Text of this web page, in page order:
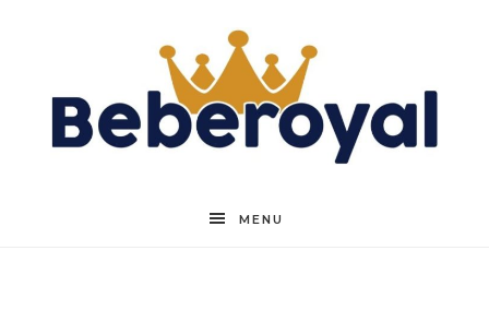
Beberoyal
MENU